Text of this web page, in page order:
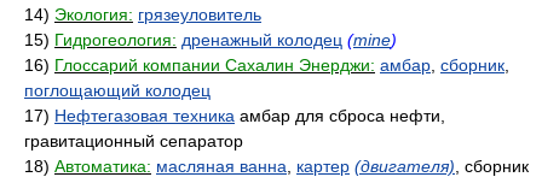
14) Экология: грязеуловитель
15) Гидрогеология: дренажный колодец (mine)
16) Глоссарий компании Сахалин Энерджи: амбар сборник
поглощающий колодец
17) Нефтегазовая техника амбар для сброса нефти,
гравитационный сепаратор
18) Автоматика: масляная ванна картер (двигателя) , сборник